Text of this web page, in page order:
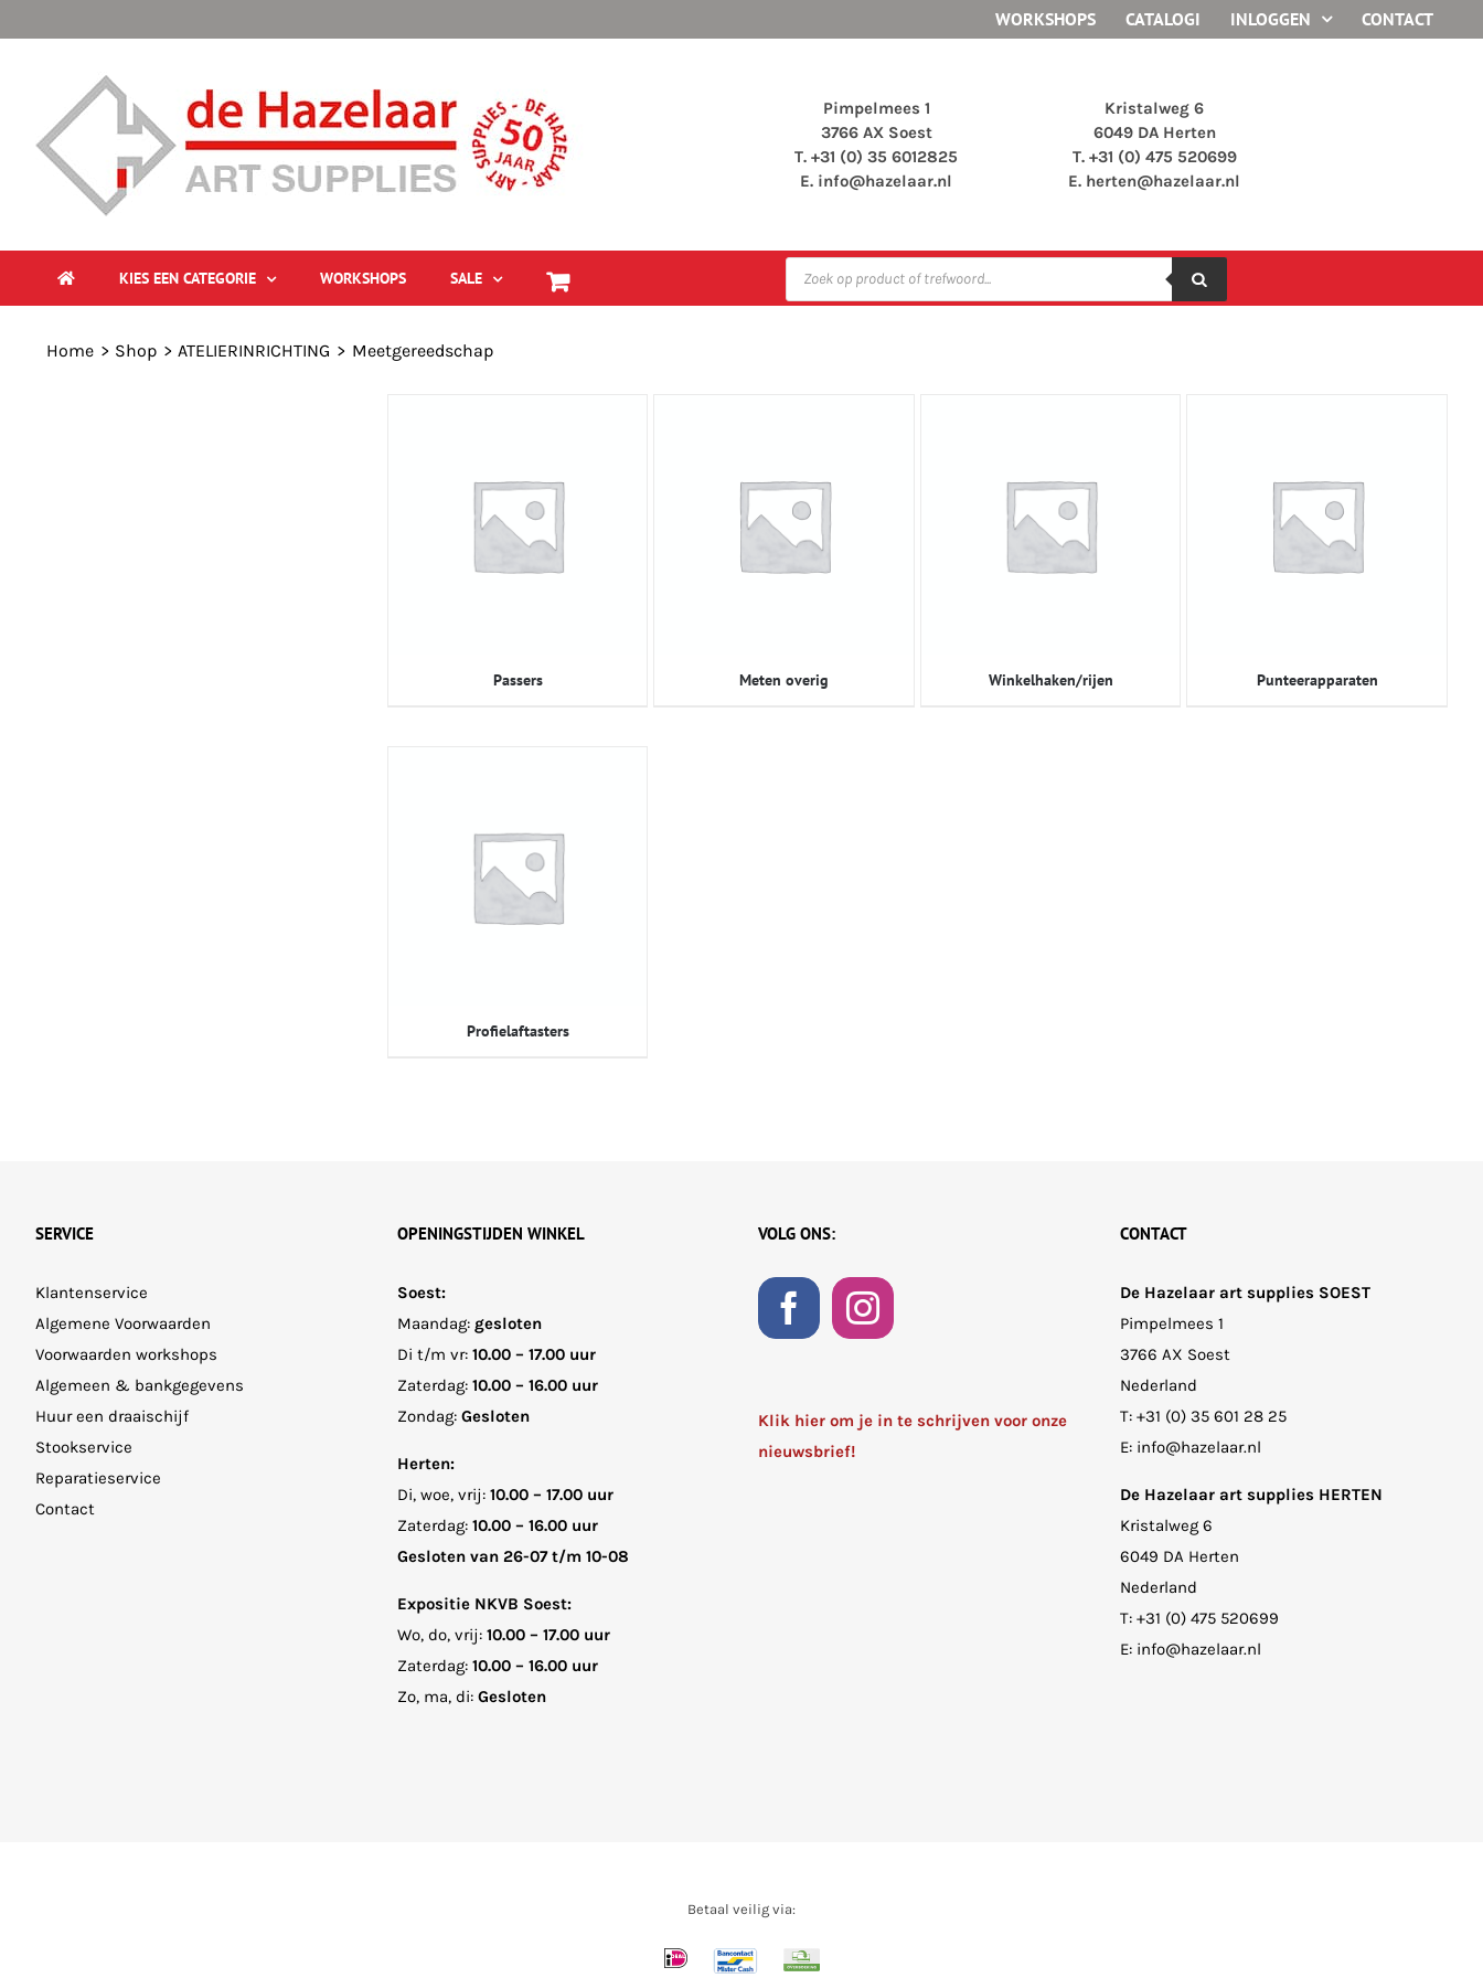
naar
WORKSHOPS CATALOGI INLOGGEN CONTACT
Pimpelmees 1
3766 AX Soest
T. +31 (0) 35 6012825
E. info@hazelaar.nl
Kristalweg 6
6049 DA Herten
T. +31 (0) 475 520699
E. herten@hazelaar.nl
KIES EEN CATEGORIE WORKSHOPS SALE
Producten
zoeken
Home Shop ATELIERINRICHTING Meetgereedschap
Passers Meten overig Winkelhaken/rijen Punteerapparaten
Profielaftasters
SERVICE
Klantenservice
Algemene Voorwaarden
Voorwaarden workshops
Algemeen & bankgegevens
Huur een draaischijf
Stookservice
Reparatieservice
Contact
OPENINGSTIJDEN WINKEL
Soest:
Maandag: gesloten
Di t/m vr: 10.00 – 17.00 uur
Zaterdag: 10.00 – 16.00 uur
Zondag: Gesloten
Herten:
Di, woe, vrij: 10.00 – 17.00 uur
Zaterdag: 10.00 – 16.00 uur
Gesloten van 26-07 t/m 10-08
Expositie NKVB Soest:
Wo, do, vrij: 10.00 – 17.00 uur
Zaterdag:10.00 – 16.00 uur
Zo, ma, di:Gesloten
VOLG ONS:
Klik hier om je in te schrijven voor onze
nieuwsbrief!
CONTACT
De Hazelaar art supplies SOEST
Pimpelmees 1
3766 AX Soest
Nederland
T: +31 (0) 35 601 28 25
E: info@hazelaar.nl
De Hazelaar art supplies HERTEN
Kristalweg 6
6049 DA Herten
Nederland
T: +31 (0) 475 520699
E: info@hazelaar.nl
Betaal veilig via: